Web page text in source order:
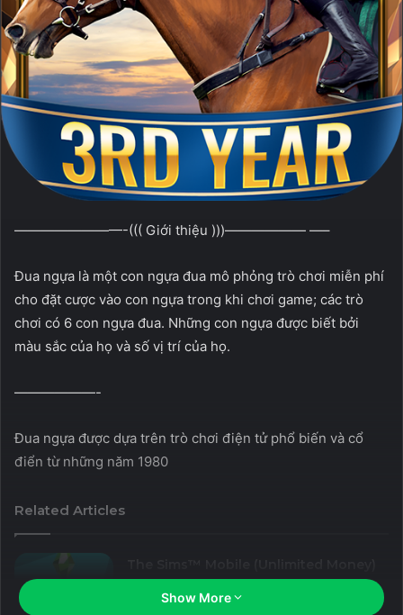
————————-((( Giới thiệu )))—————— —–
Đua ngựa là một con ngựa đua mô phỏng trò chơi miễn phí
cho đặt cược vào con ngựa trong khi chơi game; các trò
chơi có 6 con ngựa đua. Những con ngựa được biết bởi
màu sắc của họ và số vị trí của họ.
——————-
Đua ngựa được dựa trên trò chơi điện tử phổ biến và cổ
điển từ những năm 1980
Related Articles
Show More